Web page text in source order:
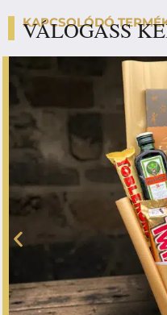
KAPCSOLÓDÓ
VÁLOGASS